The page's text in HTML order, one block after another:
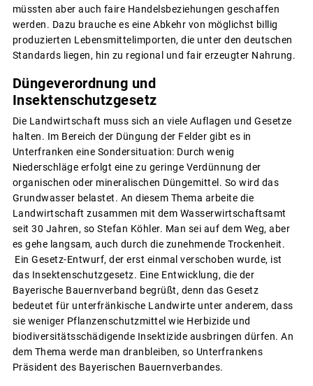
müssten aber auch faire Handelsbeziehungen geschaffen
werden. Dazu brauche es eine Abkehr von möglichst billig
produzierten Lebensmittelimporten, die unter den deutschen
Standards liegen, hin zu regional und fair erzeugter Nahrung.
Düngeverordnung und
Insektenschutzgesetz
Die Landwirtschaft muss sich an viele Auflagen und Gesetze
halten. Im Bereich der Düngung der Felder gibt es in
Unterfranken eine Sondersituation: Durch wenig
Niederschläge erfolgt eine zu geringe Verdünnung der
organischen oder mineralischen Düngemittel. So wird das
Grundwasser belastet. An diesem Thema arbeite die
Landwirtschaft zusammen mit dem Wasserwirtschaftsamt
seit 30 Jahren, so Stefan Köhler. Man sei auf dem Weg, aber
es gehe langsam, auch durch die zunehmende Trockenheit.
Ein Gesetz-Entwurf, der erst einmal verschoben wurde, ist
das Insektenschutzgesetz. Eine Entwicklung, die der
Bayerische Bauernverband begrüßt, denn das Gesetz
bedeutet für unterfränkische Landwirte unter anderem, dass
sie weniger Pflanzenschutzmittel wie Herbizide und
biodiversitätsschädigende Insektizide ausbringen dürfen. An
dem Thema werde man dranbleiben, so Unterfrankens
Präsident des Bayerischen Bauernverbandes.